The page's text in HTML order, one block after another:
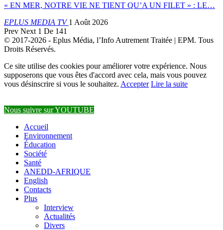
« EN MER, NOTRE VIE NE TIENT QU’A UN FILET » : LE…
EPLUS MEDIA TV1 Août 2026
Prev Next 1 De 141
© 2017-2026 - Eplus Média, l’Info Autrement Traitée | EPM. Tous
Droits Réservés.
Ce site utilise des cookies pour améliorer votre expérience. Nous
supposerons que vous êtes d'accord avec cela, mais vous pouvez
vous désinscrire si vous le souhaitez. Accepter Lire la suite
Nous suivre sur YOUTUBE
Accueil
Environnement
Éducation
Société
Santé
ANEDD-AFRIQUE
English
Contacts
Plus
Interview
Actualités
Divers